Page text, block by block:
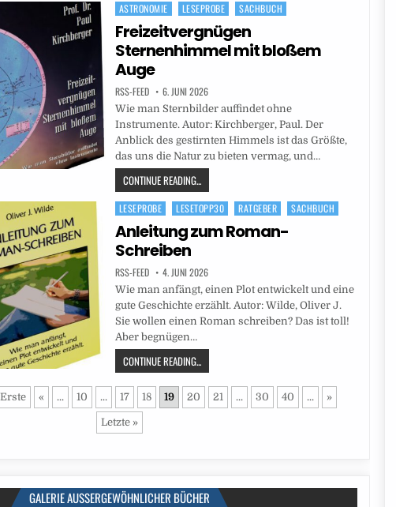
Posted
in
ASTRONOMIE LESEPROBE SACHBUCH
Freizeitvergnügen
Sternenhimmel mit bloßem
Auge
RSS-FEED 6. JUNI 2026
Wie man Sternbilder auffindet ohne
Instrumente. Autor: Kirchberger, Paul. Der
Anblick des gestirnten Himmels ist das Größte,
das uns die Natur zu bieten vermag, und…
CONTINUE READING...
Posted
in
LESEPROBE LESETOPP30 RATGEBER SACHBUCH
Anleitung zum Roman-
Schreiben
RSS-FEED 4. JUNI 2026
Wie man anfängt, einen Plot entwickelt und eine
gute Geschichte erzählt. Autor: Wilde, Oliver J.
Sie wollen einen Roman schreiben? Das ist toll!
Aber begnügen…
CONTINUE READING...
« ... 10 ... 17 18 19 20 21 ... 30 40 ... »
Letzte »
GALERIE AUSSERGEWÖHNLICHER BÜCHER